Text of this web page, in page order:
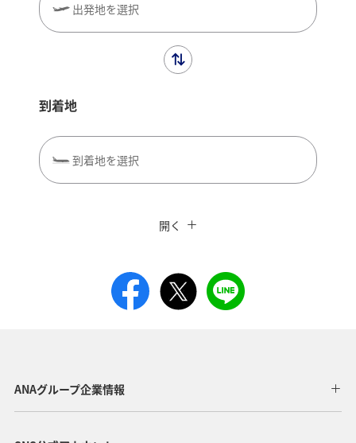
出発地を選択
到着地
到着地を選択
日付を選択
経由地および乗り継ぎ所要時間を追加する
往復で異なるクラスで検索
よく使う情報を登録する
開く
ANAグループ企業情報